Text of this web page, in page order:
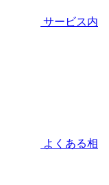
サービス内
よくある相